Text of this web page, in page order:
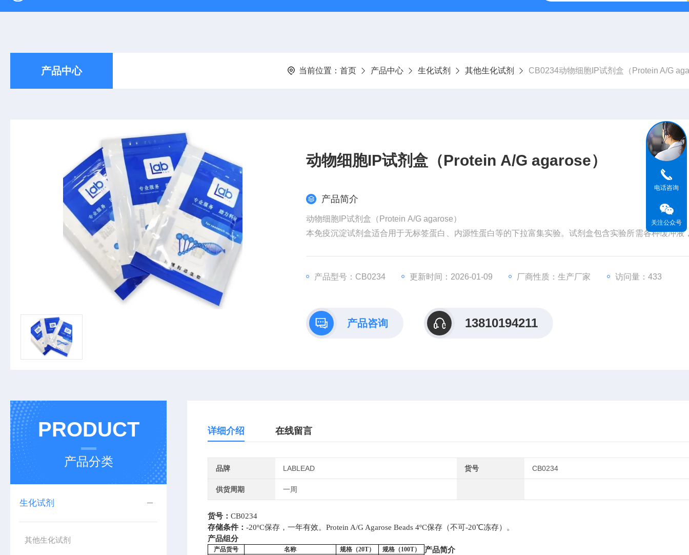
产品中心 当前位置： 首页 产品中心 生化试剂 其他生化试剂 CB0234动物细胞IP试剂盒（Protein A/G
动物细胞IP试剂盒（Protein A/G agarose）
产品简介
动物细胞IP试剂盒（Protein A/G agarose）
本免疫沉淀试剂盒适合用于无标签蛋白、内源性蛋白等的下拉富集实验。试剂盒包含实验所需各种缓冲液
产品型号：CB0234 更新时间：2026-01-09 厂商性质：生产厂家 访问量：433
产品咨询 13810194211
PRODUCT
产品分类
生化试剂
其他生化试剂
详细介绍 在线留言
品牌 LABLEAD 货号 CB0234
供货周期 一周
货号： CB0234
存储条件： -20ºC保存，一年有效。Protein A/G Agarose Beads 4ºC保存（不可-20℃冻存）。
产品组分
产品货号 名称 规格（20T） 规格（100T）
产品简介
电话咨询
关注公众号